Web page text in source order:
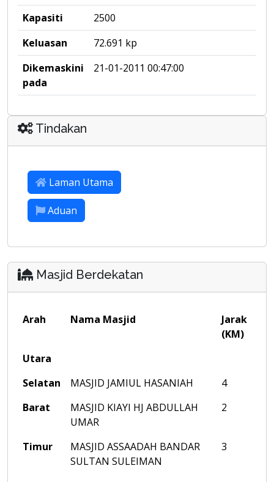
Kapasiti
2500
Keluasan
72.691 kp
Dikemaskini
pada
21-01-2011 00:47:00
Tindakan
Laman Utama
Aduan
Masjid Berdekatan
Arah Nama Masjid
Jarak
(KM)
Utara
Selatan
MASJID JAMIUL HASANIAH
4
Barat
MASJID KIAYI HJ ABDULLAH
UMAR
2
Timur
MASJID ASSAADAH BANDAR
SULTAN SULEIMAN
3